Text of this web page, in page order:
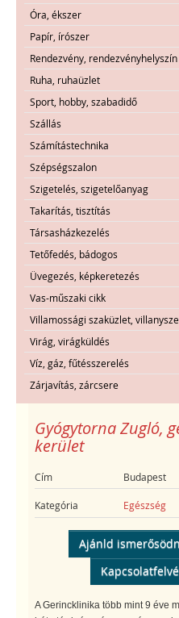
Óra, ékszer
Papír, írószer
Rendezvény, rendezvényhelyszín
Ruha, ruhaüzlet
Sport, hobby, szabadidő
Szállás
Számítástechnika
Szépségszalon
Szigetelés, szigetelőanyag
Takarítás, tisztítás
Társasházkezelés
Tetőfedés, bádogos
Üvegezés, képkeretezés
Vas-műszaki cikk
Villamossági szaküzlet,
Virág, virágküldés
Víz, gáz, fűtésszerelés
Zárjavítás, zárcsere
Gyógytorna Zugló,
kerület
Cím Budapest
Kategória Egészség
Ajánld
A Gerincklinika több mint 9 éve